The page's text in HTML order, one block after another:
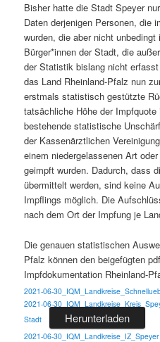
Bisher hatte die Stadt Speyer
Daten derjenigen Personen, die
wurden, die aber nicht
Bürger*innen der Stadt, die
der Statistik bislang nicht
das Land Rheinland-Pfalz nun
erstmals statistisch gestützte
tatsächliche Höhe der
bestehende statistische
der Kassenärztlichen
einem niedergelassenen Art
geimpft wurden. Dadurch, dass
übermittelt werden, sind keine
Impflings möglich. Die
nach dem Ort der Impfung je
Die genauen statistischen
Pfalz können den beigefügten
Impfdokumentation Rheinland-
2021-06-
2021-06-
Stadt
Herunterladen
2021-06-30_IQM_Landkreise_IZ_Speyer